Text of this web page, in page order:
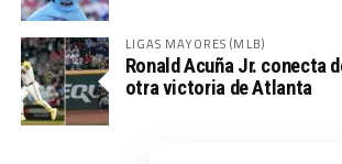
LIGAS MAYORES (MLB)
Ronald Acuña Jr. conecta
otra victoria de Atlanta